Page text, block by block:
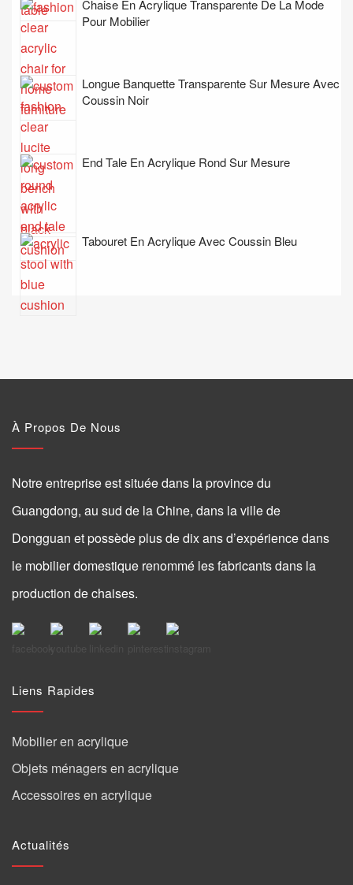
Chaise En Acrylique Transparente De La Mode
Pour Mobilier
Longue Banquette Transparente Sur Mesure Avec
Coussin Noir
End Tale En Acrylique Rond Sur Mesure
Tabouret En Acrylique Avec Coussin Bleu
À Propos De Nous
Notre entreprise est située dans la province du
Guangdong, au sud de la Chine, dans la ville de
Dongguan et possède plus de dix ans d’expérience dans
le mobilier domestique renommé les fabricants dans la
production de chaises.
Liens Rapides
Mobilier en acrylique
Objets ménagers en acrylique
Accessoires en acrylique
Actualités